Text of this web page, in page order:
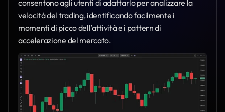
consentono agli utenti di adattarlo per analizzare la
velocità del trading, identificando facilmente i
momenti di picco dell’attività e i pattern di
accelerazione del mercato.